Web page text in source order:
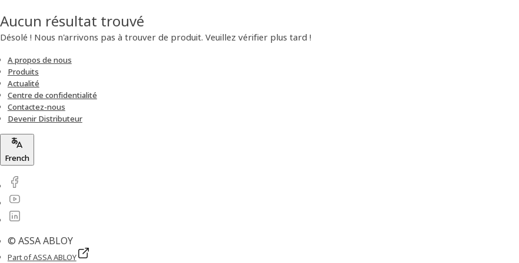
Aucun résultat trouvé
Désolé ! Nous n'arrivons pas à trouver de produit. Veuillez vérifier plus tard !
A propos de nous
Produits
Actualité
Centre de confidentialité
Contactez-nous
Devenir Distributeur
French
© ASSA ABLOY
Part of ASSA ABLOY